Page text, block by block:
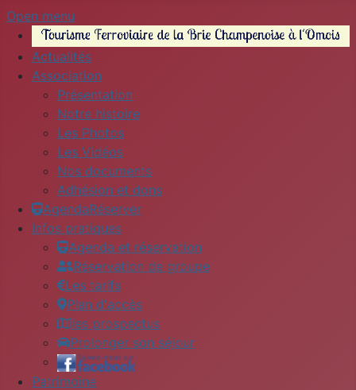
Open menu
Actualités
Association
Présentation
Notre histoire
Les Photos
Les Vidéos
Nos documents
Adhésion et dons
AgendaRéserver
Infos pratiques
Agenda et réservation
Réservation de groupe
Les tarifs
Plan d'accès
les prospectus
Prolonger son séjour
Patrimoine